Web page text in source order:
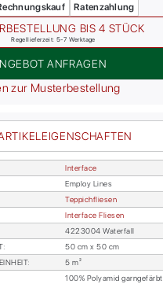
Ratenzahlung
BIS 4 STÜCK
Regellieferzeit: 5-7 Werktage
ANFRAGEN
zur Musterbestellung
In­ter­face
Em­ploy Li­nes
Tep­pich­flie­sen
In­ter­face Flie­sen
4223004 Wa­ter­fall
:
50 cm x 50 cm
:
5 m²
100% Po­ly­amid garn­ge­färbt